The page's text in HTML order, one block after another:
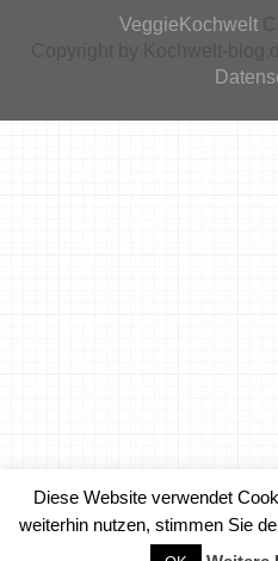
VeggieKochwelt
Diese Website verwendet
weiterhin nutzen, stimmen Sie